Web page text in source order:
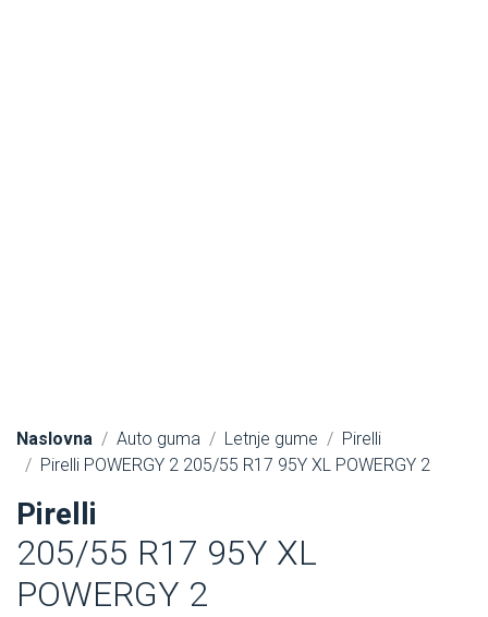
Naslovna Auto guma Letnje gume
Pirelli
Pirelli POWERGY 2 205/55 R17 95Y XL POWERGY 2
Pirelli
205/55 R17 95Y XL
POWERGY 2